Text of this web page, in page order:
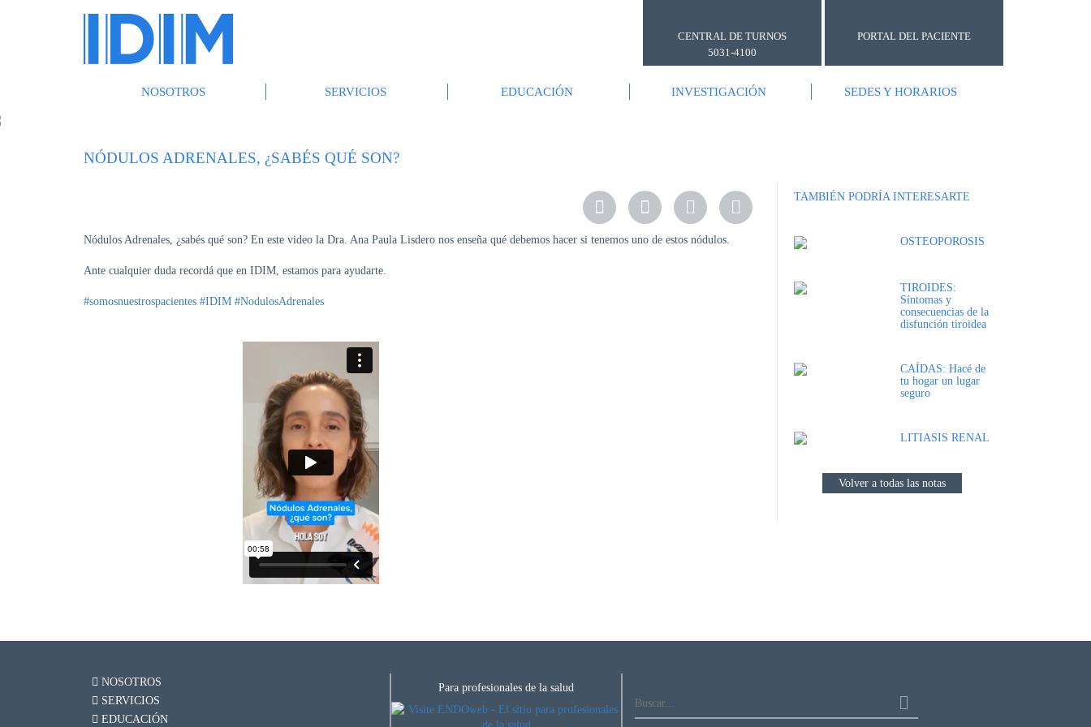
CENTRAL DE TURNOS
5031-4100
PORTAL DEL PACIENTE
NOSOTROS SERVICIOS EDUCACIÓN INVESTIGACIÓN SEDES Y HORARIOS
NÓDULOS ADRENALES, ¿SABÉS QUÉ SON?
Nódulos Adrenales, ¿sabés qué son? En este video la Dra. Ana Paula Lisdero nos enseña qué debemos hacer si tenemos uno de estos nódulos.
Ante cualquier duda recordá que en IDIM, estamos para ayudarte.
#somosnuestrospacientes #IDIM #NodulosAdrenales
TAMBIÉN PODRÍA INTERESARTE
OSTEOPOROSIS
TIROIDES:
Síntomas y
consecuencias de la
disfunción tiroidea
CAÍDAS: Hacé de
tu hogar un lugar
seguro
LITIASIS RENAL
Volver a todas las notas
NOSOTROS
SERVICIOS
EDUCACIÓN
Para profesionales de la salud